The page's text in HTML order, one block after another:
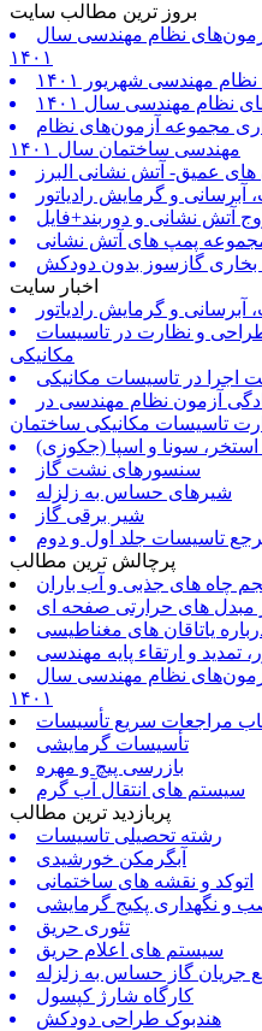
بروز ترین مطالب سایت
آزمون‌های نظام مهندسی سال
۱۴۰۱
مهندسی شهریور ۱۴۰۱
نظام مهندسی سال ۱۴۰۱
مجموعه آزمون‌های نظام
مهندسی ساختمان سال ۱۴۰۱
عمیق- آتش نشانی البرز
و گرمایش رادیاتور
بخاری گازسوز بدون دودکش
اخبار سایت
و گرمایش رادیاتور
و نظارت در تاسیسات
مکانیکی
اجرا در تاسیسات مکانیکی
آزمون نظام مهندسی در
تاسیسات مکانیکی ساختمان
سونا و اسپا (جکوزی)
سنسورهای نشت گاز
شیرهای حساس به زلزله
شیر برقی گاز
تاسیسات جلد اول و دوم
پرچالش ترین مطالب
چاه های جذبی و آب باران
مبدل های حرارتی صفحه ای
یاتاقان های مغناطیسی
تمدید و ارتقاء پایه مهندسی
آزمون‌های نظام مهندسی سال
۱۴۰۱
مراجعات سریع تأسیسات
تأسیسات گرمایشی
بازرسی پیچ و مهره
سیستم های انتقال آب گرم
پربازدید ترین مطالب
رشته تحصیلی تاسیسات
آبگرمکن خورشیدی
اتوکد و نقشه های ساختمانی
و نگهداری پکیج گرمایشی
تئوری حریق
سیستم های اعلام حریق
جریان گاز حساس به زلزله
کارگاه شارژ کپسول
هندبوک طراحی دودکش